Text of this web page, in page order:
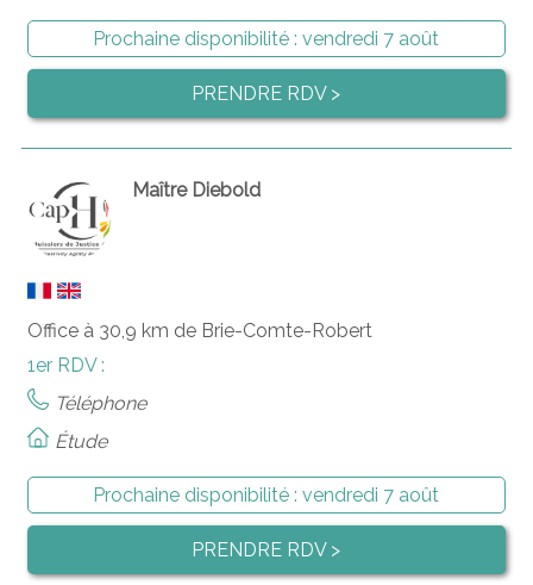
Prochaine disponibilité :vendredi 7 août
PRENDRE RDV >
Maître Diebold
Office à 30,9 km de Brie-Comte-Robert
1er RDV :
Téléphone
Étude
Prochaine disponibilité :vendredi 7 août
PRENDRE RDV >